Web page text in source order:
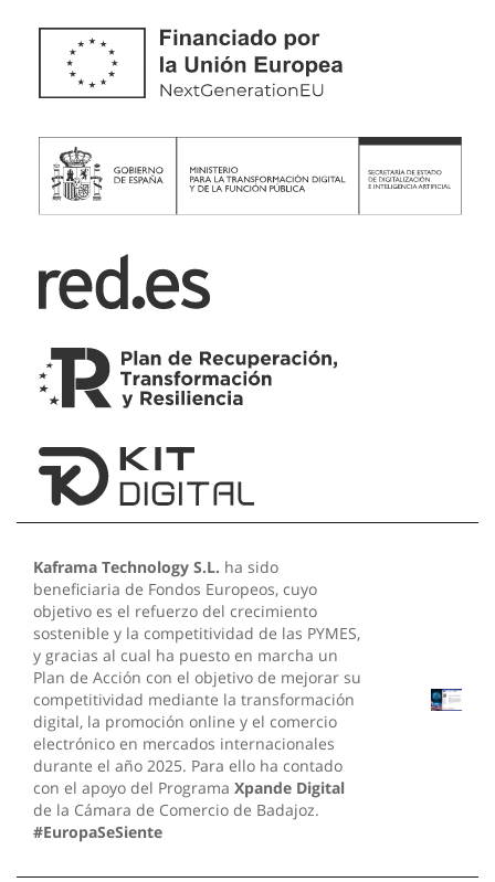
Kaframa Technology S.L. ha sido
beneficiaria de Fondos Europeos, cuyo
objetivo es el refuerzo del crecimiento
sostenible y la competitividad de las PYMES,
y gracias al cual ha puesto en marcha un
Plan de Acción con el objetivo de mejorar su
competitividad mediante la transformación
digital, la promoción online y el comercio
electrónico en mercados internacionales
durante el año 2025. Para ello ha contado
con el apoyo del Programa Xpande Digital
de la Cámara de Comercio de Badajoz.
#EuropaSeSiente